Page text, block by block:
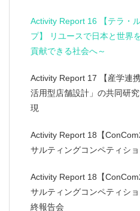
Activity Report 16 【テラ・
プ】 リユースで日本と世界
貢献できる社会へ～
Activity Report 17 【産学連
活用型店舗設計」の共同研
現
Activity Report 18【
サルティングコンペティシ
Activity Report 18【
サルティングコンペティシ
終報告会